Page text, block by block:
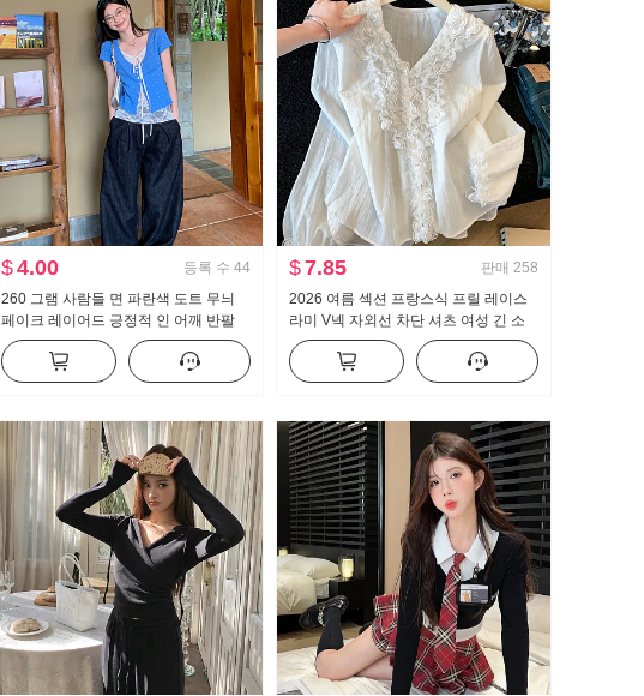
$4.00 등록 수 44
260 그램 사람들 면 파란색 도트 무늬
페이크 레이어드 긍정적 인 어깨 반팔
여성 티셔츠 여름 순수한 욕망 핫걸 몸
매 가꾸기 레이스 맨위
$7.85 판매 258
2026 여름 섹션 프랑스식 프릴 레이스
라미 V넥 자외선 차단 셔츠 여성 긴 소
매 루즈핏 디자인 센스 켜기